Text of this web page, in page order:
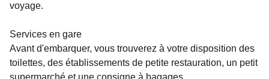
voyage.
Services en gare
Avant d'embarquer, vous trouverez à votre disposition des
toilettes, des établissements de petite restauration, un petit